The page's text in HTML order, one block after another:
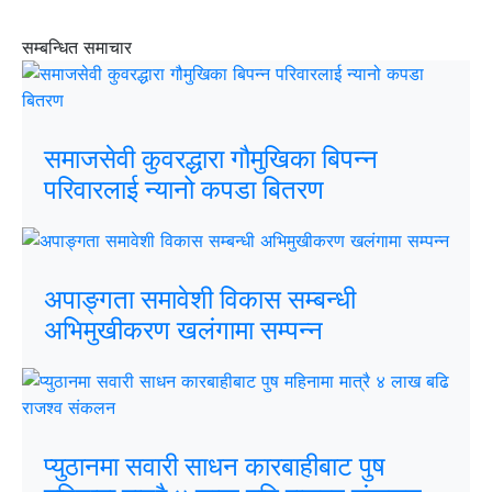
सम्बन्धित समाचार
समाजसेवी कुवरद्धारा गौमुखिका बिपन्न
परिवारलाई न्यानो कपडा बितरण
अपाङ्गता समावेशी विकास सम्बन्धी
अभिमुखीकरण खलंगामा सम्पन्न
प्युठानमा सवारी साधन कारबाहीबाट पुष